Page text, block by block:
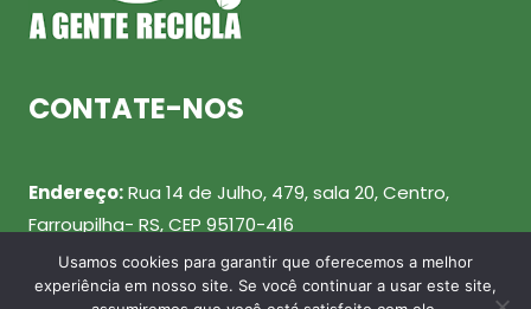
CONTATE-NOS
Endereço:Rua 14 de Julho, 479, sala 20, Centro,
Farroupilha- RS, CEP 95170-416
Telefone: (54) 99943-0461
Usamos cookies para garantir que oferecemos a melhor
experiência em nosso site. Se você continuar a usar este site,